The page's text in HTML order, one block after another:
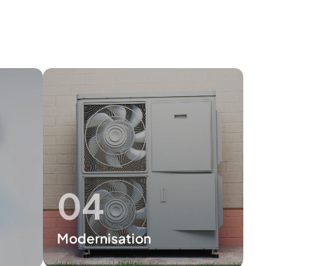
04
Modernisation